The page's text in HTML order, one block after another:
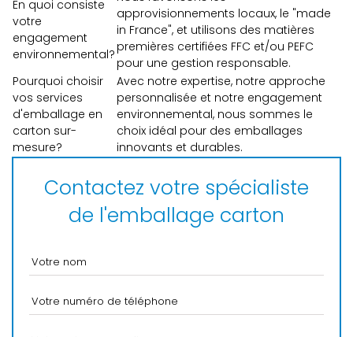
En quoi consiste
votre
engagement
environnemental?
approvisionnements locaux, le "made
in France", et utilisons des matières
premières certifiées FFC et/ou PEFC
pour une gestion responsable.
Pourquoi choisir
vos services
d'emballage en
carton sur-
mesure?
Avec notre expertise, notre approche
personnalisée et notre engagement
environnemental, nous sommes le
choix idéal pour des emballages
innovants et durables.
Contactez votre spécialiste
de l'emballage carton